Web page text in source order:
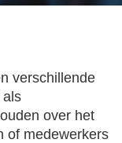
verschillende
als
over het
of medewerkers